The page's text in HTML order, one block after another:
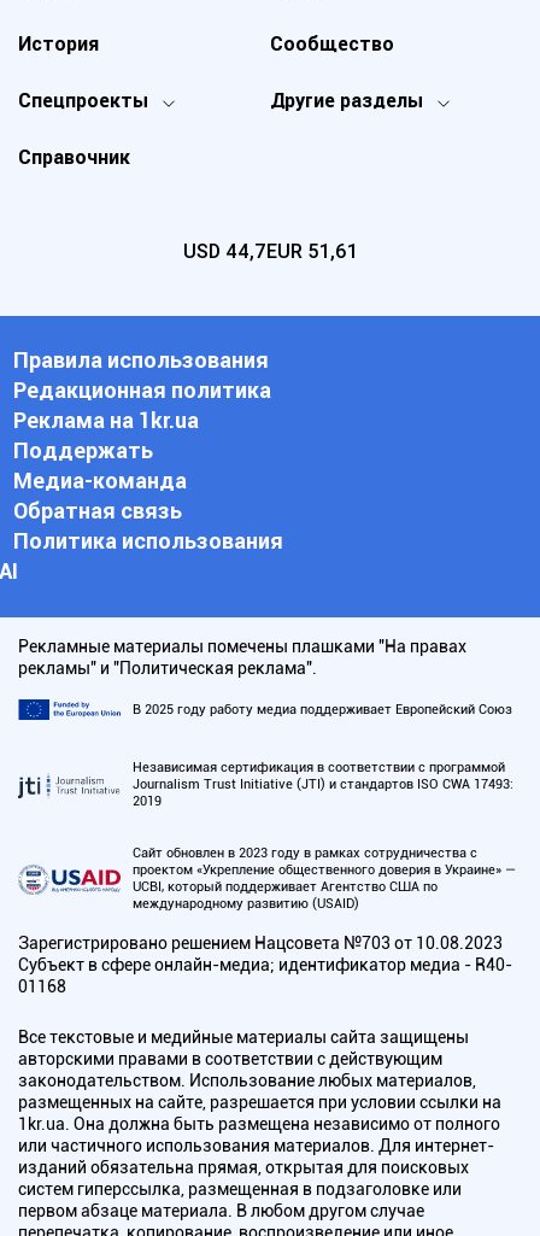
Спецпроекты Другие разделы
История
Справочник
Сообщество
USD 44,7EUR 51,61
Правила использования
Редакционная политика
Реклама на 1kr.ua
Поддержать
Медиа-команда
Обратная связь
Политика использования
АI
Рекламные материалы помечены плашками "На правах
рекламы" и "Политическая реклама".
В 2025 году работу медиа поддерживает Европейский Союз
Независимая сертификация в соответствии с программой
Journalism Trust Initiative (JTI) и стандартов ISO CWA 17493:
2019
Сайт обновлен в 2023 году в рамках сотрудничества с
проектом «Укрепление общественного доверия в Украине» —
UCBI, который поддерживает Агентство США по
международному развитию (USAID)
Зарегистрировано решением Нацсовета №703 от 10.08.2023
Субъект в сфере онлайн-медиа; идентификатор медиа - R40-
01168
Все текстовые и медийные материалы сайта защищены
авторскими правами в соответствии с действующим
законодательством. Использование любых материалов,
размещенных на сайте, разрешается при условии ссылки на
1kr.ua. Она должна быть размещена независимо от полного
или частичного использования материалов. Для интернет-
изданий обязательна прямая, открытая для поисковых
систем гиперссылка, размещенная в подзаголовке или
первом абзаце материала. В любом другом случае